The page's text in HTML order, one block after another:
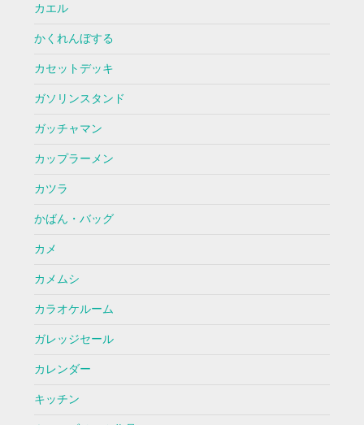
カエル
かくれんぼする
カセットデッキ
ガソリンスタンド
ガッチャマン
カップラーメン
カツラ
かばん・バッグ
カメ
カメムシ
カラオケルーム
ガレッジセール
カレンダー
キッチン